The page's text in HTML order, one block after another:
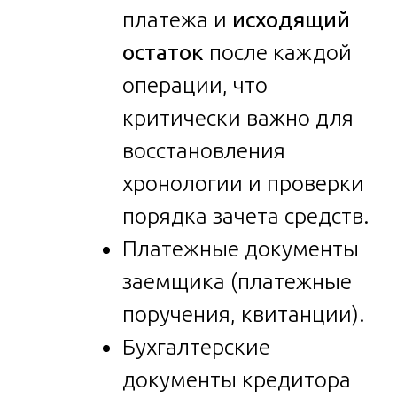
платежа и исходящий
остаток после каждой
операции, что
критически важно для
восстановления
хронологии и проверки
порядка зачета средств.
Платежные документы
заемщика (платежные
поручения, квитанции).
Бухгалтерские
документы кредитора